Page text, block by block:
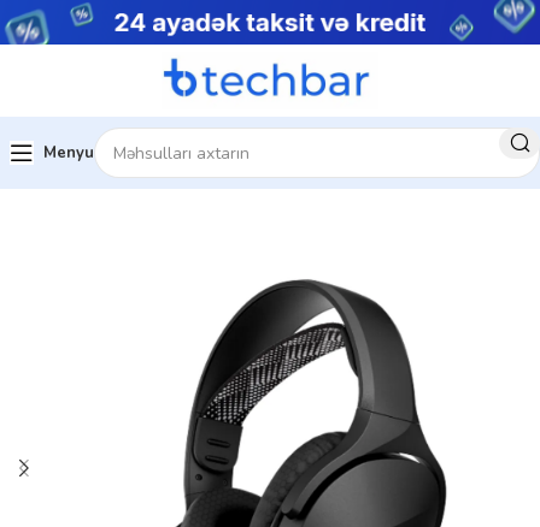
Menyu
Kompüter Qulaqlıqları Hyperx Qulaqlıqlar